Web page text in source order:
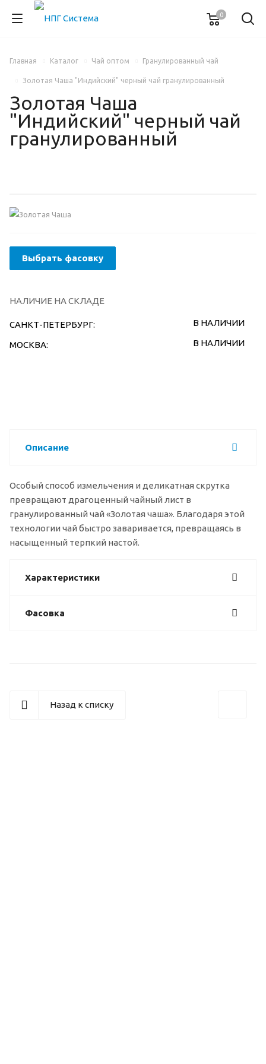
0
Главная Каталог Чай оптом Гранулированный чай
Золотая Чаша "Индийский" черный чай гранулированный
Золотая Чаша
"Индийский" черный чай
гранулированный
Выбрать фасовку
НАЛИЧИЕ НА СКЛАДЕ
САНКТ-ПЕТЕРБУРГ: В НАЛИЧИИ
МОСКВА: В НАЛИЧИИ
Описание
Особый способ измельчения и деликатная скрутка
превращают драгоценный чайный лист в
гранулированный чай «Золотая чаша». Благодаря этой
технологии чай быстро заваривается, превращаясь в
насыщенный терпкий настой.
Характеристики
Фасовка
Назад к списку